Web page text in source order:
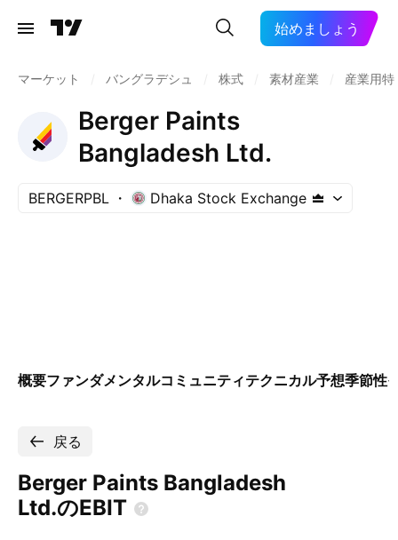
始めましょう
マーケット バングラデシュ 株式 素材産業 産業用特
Berger Paints
Bangladesh Ltd.
BERGERPBL Dhaka Stock Exchange
概要ファンダメンタルコミュニティテクニカル予想季節性
戻る
Berger Paints Bangladesh
Ltd.のEBIT